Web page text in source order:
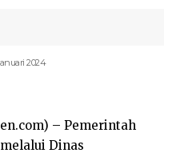
2024
– Pemerintah
Dinas